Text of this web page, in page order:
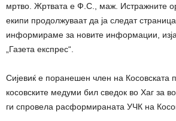
мртво. Жртвата е Ф.С., маж. Истражните
екипи продолжуваат да ја следат
информираме за новите информации,
„Газета експрес“.
Сиjевиќ е поранешен член на Косовската
косовските медуми бил сведок во Хаг за
ги спровела расформираната УЧК на